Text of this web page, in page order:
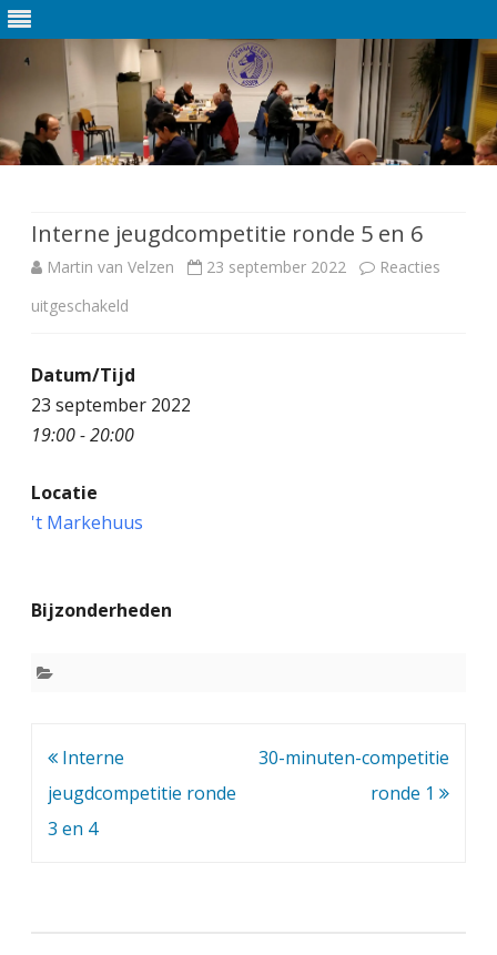
de
inhoud
Interne jeugdcompetitie ronde 5 en 6
Martin van Velzen 23 september 2022
Reacties
uitgeschakeld
o
r
u
Datum/Tijd
23 september 2022
19:00 - 20:00
Locatie
't Markehuus
Bijzonderheden
Bericht
navigatie
Interne
jeugdcompetitie ronde
3 en 4
30-minuten-competitie
ronde 1